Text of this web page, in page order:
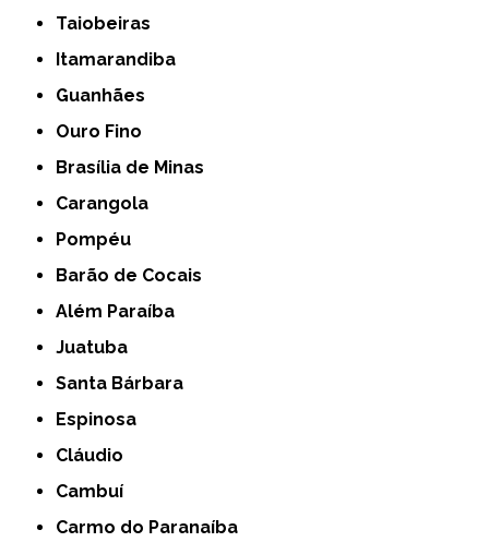
Taiobeiras
Itamarandiba
Guanhães
Ouro Fino
Brasília de Minas
Carangola
Pompéu
Barão de Cocais
Além Paraíba
Juatuba
Santa Bárbara
Espinosa
Cláudio
Cambuí
Carmo do Paranaíba